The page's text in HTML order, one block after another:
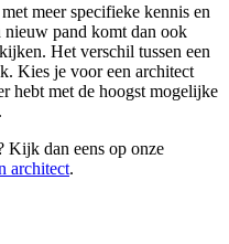
meer specifieke kennis en
pand komt dan ook
Het verschil tussen een
Kies je voor een architect
hebt met de hoogst mogelijke
Kijk dan eens op onze
architect.